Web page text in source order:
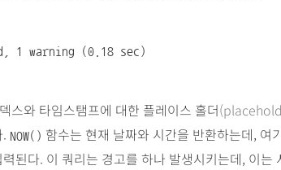
1 warning (0.18 sec)
스와 타임스탬프에 대한 플레이스 홀더
NOW() 함수는 현재 날짜와 시간을 반환하는데, 여
된다. 이 쿼리는 경고를 하나 발생시키는데, 이는